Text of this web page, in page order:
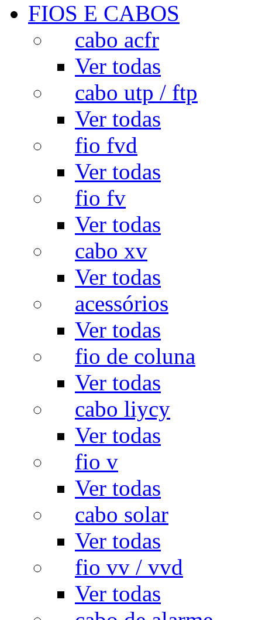
FIOS E CABOS
cabo acfr
Ver todas
cabo utp / ftp
Ver todas
fio fvd
Ver todas
fio fv
Ver todas
cabo xv
Ver todas
acessórios
Ver todas
fio de coluna
Ver todas
cabo liycy
Ver todas
fio v
Ver todas
cabo solar
Ver todas
fio vv / vvd
Ver todas